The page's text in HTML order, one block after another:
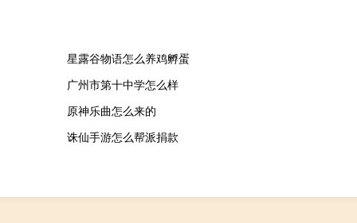
星露谷物语怎么养鸡孵蛋
广州市第十中学怎么样
原神乐曲怎么来的
诛仙手游怎么帮派捐款